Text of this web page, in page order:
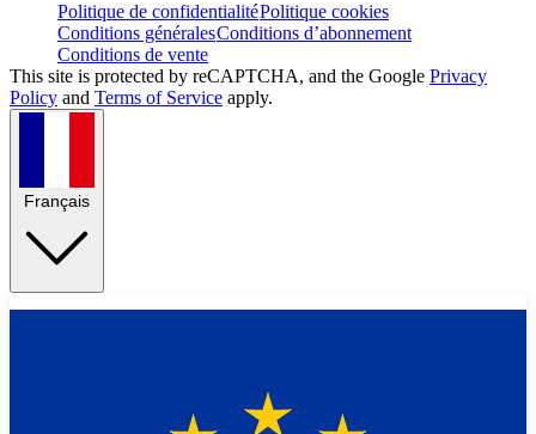
Politique de confidentialitéPolitique cookies
Conditions généralesConditions d’abonnement
Conditions de vente
This site is protected by reCAPTCHA, and the Google Privacy
Policy and Terms of Service apply.
Français